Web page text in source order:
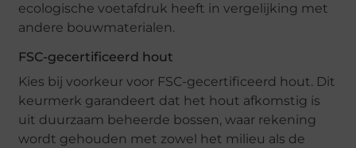
ecologische voetafdruk heeft in vergelijking met
andere bouwmaterialen.
FSC-gecertificeerd hout
Kies bij voorkeur voor FSC-gecertificeerd hout. Dit
keurmerk garandeert dat het hout afkomstig is
uit duurzaam beheerde bossen, waar rekening
wordt gehouden met zowel het milieu als de